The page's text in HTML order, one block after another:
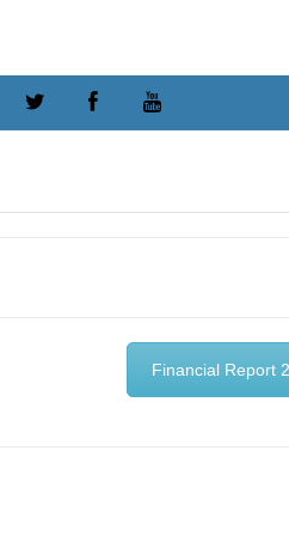
Financial Report